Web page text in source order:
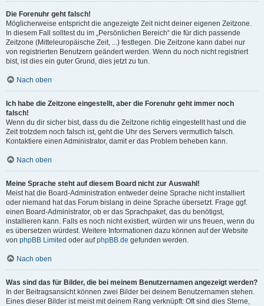
Die Forenuhr geht falsch!
Möglicherweise entspricht die angezeigte Zeit nicht deiner eigenen Zeitzone.
In diesem Fall solltest du im „Persönlichen Bereich“ die für dich passende
Zeitzone (Mitteleuropäische Zeit, ...) festlegen. Die Zeitzone kann dabei nur
von registrierten Benutzern geändert werden. Wenn du noch nicht registriert
bist, ist dies ein guter Grund, dies jetzt zu tun.
Nach oben
Ich habe die Zeitzone eingestellt, aber die Forenuhr geht immer noch
falsch!
Wenn du dir sicher bist, dass du die Zeitzone richtig eingestellt hast und die
Zeit trotzdem noch falsch ist, geht die Uhr des Servers vermutlich falsch.
Kontaktiere einen Administrator, damit er das Problem beheben kann.
Nach oben
Meine Sprache steht auf diesem Board nicht zur Auswahl!
Meist hat die Board-Administration entweder deine Sprache nicht installiert
oder niemand hat das Forum bislang in deine Sprache übersetzt. Frage ggf.
einen Board-Administrator, ob er das Sprachpaket, das du benötigst,
installieren kann. Falls es noch nicht existiert, würden wir uns freuen, wenn du
es übersetzen würdest. Weitere Informationen dazu können auf der Website
von phpBB Limited oder aufphpBB.de gefunden werden.
Nach oben
Was sind das für Bilder, die bei meinem Benutzernamen angezeigt werden?
In der Beitragsansicht können zwei Bilder bei deinem Benutzernamen stehen.
Eines dieser Bilder ist meist mit deinem Rang verknüpft: Oft sind dies Sterne,